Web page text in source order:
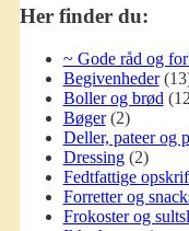
Her finder du:
~ Gode råd og
Begivenheder
Boller og brød
Bøger(2)
Deller, pateer og
Dressing(2)
Fedtfattige
Forretter og
Frokoster og